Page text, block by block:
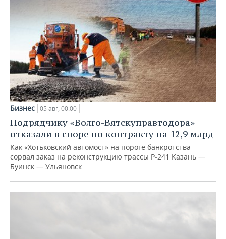
Бизнес 05 авг, 00:00
Подрядчику «Волго-Вятскуправтодора»
отказали в споре по контракту на 12,9 млрд
Как «Хотьковский автомост» на пороге банкротства
сорвал заказ на реконструкцию трассы Р‑241 Казань —
Буинск — Ульяновск